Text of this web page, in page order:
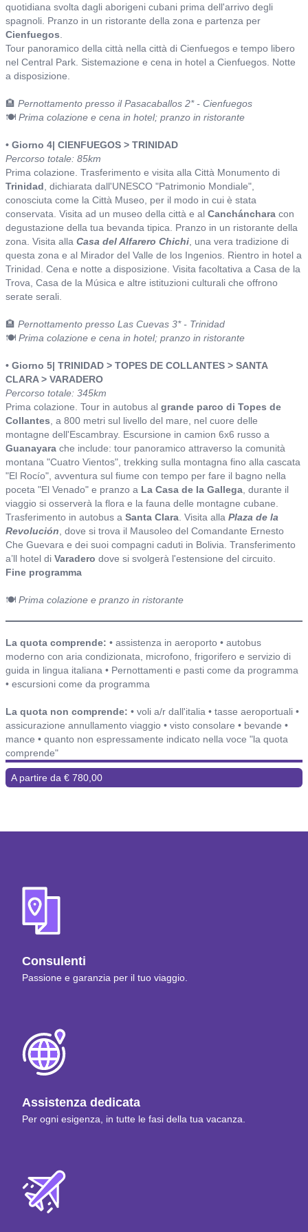
quotidiana svolta dagli aborigeni cubani prima dell'arrivo degli
spagnoli. Pranzo in un ristorante della zona e partenza per
Cienfuegos
Tour panoramico della città nella città di Cienfuegos e tempo libero
nel Central Park. Sistemazione e cena in hotel a Cienfuegos. Notte
a disposizione.
🏨 Pernottamento presso il Pasacaballos 2* - Cienfuegos
🍽️ Prima colazione e cena in hotel; pranzo in ristorante
• Giorno 4| CIENFUEGOS > TRINIDAD
Percorso totale: 85km
Prima colazione. Trasferimento e visita alla Città Monumento di
Trinidad , dichiarata dall'UNESCO "Patrimonio Mondiale",
conosciuta come la Città Museo, per il modo in cui è stata
conservata. Visita ad un museo della città e al Canchánchara con
degustazione della tua bevanda tipica. Pranzo in un ristorante della
zona. Visita alla Casa del Alfarero Chichi , una vera tradizione di
questa zona e al Mirador del Valle de los Ingenios. Rientro in hotel a
Trinidad. Cena e notte a disposizione. Visita facoltativa a Casa de la
Trova, Casa de la Música e altre istituzioni culturali che offrono
serate serali.
🏨 Pernottamento presso Las Cuevas 3* - Trinidad
🍽️ Prima colazione e cena in hotel; pranzo in ristorante
• Giorno 5| TRINIDAD > TOPES DE COLLANTES > SANTA
CLARA > VARADERO
Percorso totale: 345km
Prima colazione. Tour in autobus al grande parco di Topes de
Collantes , a 800 metri sul livello del mare, nel cuore delle
montagne dell'Escambray. Escursione in camion 6x6 russo a
Guanayara che include: tour panoramico attraverso la comunità
montana "Cuatro Vientos", trekking sulla montagna fino alla cascata
"El Rocío", avventura sul fiume con tempo per fare il bagno nella
poceta "El Venado" e pranzo a La Casa de la Gallega , durante il
viaggio si osserverà la flora e la fauna delle montagne cubane.
Trasferimento in autobus a Santa Clara . Visita alla Plaza de la
Revolución , dove si trova il Mausoleo del Comandante Ernesto
Che Guevara e dei suoi compagni caduti in Bolivia. Transferimento
a’ll hotel di Varadero dove si svolgerà l'estensione del circuito.
Fine programma
🍽️ Prima colazione e pranzo in ristorante
La quota comprende: • assistenza in aeroporto • autobus
moderno con aria condizionata, microfono, frigorifero e servizio di
guida in lingua italiana • Pernottamenti e pasti come da programma
• escursioni come da programma
La quota non comprende: • voli a/r dall'italia • tasse aeroportuali •
assicurazione annullamento viaggio • visto consolare • bevande •
mance • quanto non espressamente indicato nella voce "la quota
comprende"
A partire da € 780,00
Consulenti
Passione e garanzia per il tuo viaggio.
Assistenza dedicata
Per ogni esigenza, in tutte le fasi della tua vacanza.